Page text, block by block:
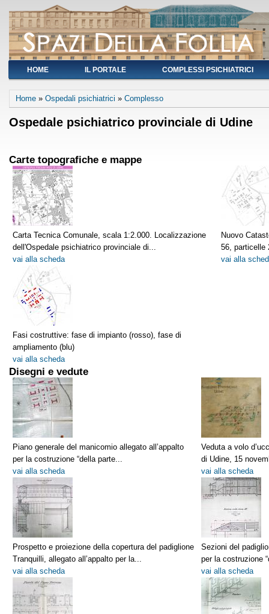
HOME IL PORTALE COMPLESSI PSICHIATRICI
You are here
Home » Ospedali psichiatrici » Complesso
Ospedale psichiatrico provinciale di Udine
Carte topografiche e mappe
Carta Tecnica Comunale, scala 1:2.000. Localizzazione
dell'Ospedale psichiatrico provinciale di...
vai alla scheda
Nuovo
56, particelle
vai alla
Fasi costruttive: fase di impianto (rosso), fase di
ampliamento (blu)
vai alla scheda
Disegni e vedute
Piano generale del manicomio allegato all’appalto
per la costruzione “della parte...
vai alla scheda
Veduta a volo
di Udine, 15
vai alla scheda
Prospetto e proiezione della copertura del padiglione
Tranquilli, allegato all’appalto per la...
vai alla scheda
Sezioni del
per la costruzione
vai alla scheda